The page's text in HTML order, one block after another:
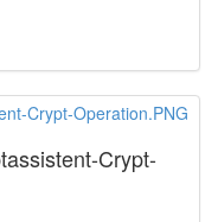
Crypt-